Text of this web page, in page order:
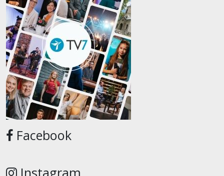
Facebook
Instagram